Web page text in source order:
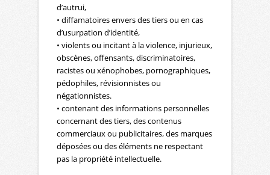
d’autrui,
• diffamatoires envers des tiers ou en cas
d’usurpation d’identité,
• violents ou incitant à la violence, injurieux,
obscènes, offensants, discriminatoires,
racistes ou xénophobes, pornographiques,
pédophiles, révisionnistes ou
négationnistes.
• contenant des informations personnelles
concernant des tiers, des contenus
commerciaux ou publicitaires, des marques
déposées ou des éléments ne respectant
pas la propriété intellectuelle.